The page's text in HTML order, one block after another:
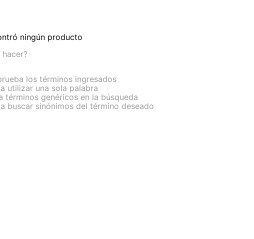
ningún producto
los términos ingresados
utilizar una sola palabra
términos genéricos en la búsqueda
buscar sinónimos del término deseado